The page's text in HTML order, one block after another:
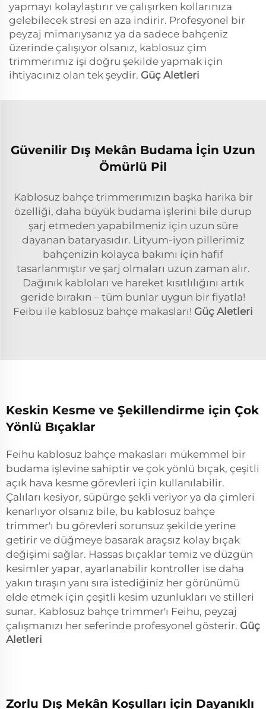
yapmayı kolaylaştırır ve çalışırken kollarınıza
gelebilecek stresi en aza indirir. Profesyonel bir
peyzaj mimarıysanız ya da sadece bahçeniz
üzerinde çalışıyor olsanız, kablosuz çim
trimmerımız işi doğru şekilde yapmak için
ihtiyacınız olan tek şeydir. Güç Aletleri
Güvenilir Dış Mekân Budama İçin Uzun
Ömürlü Pil
Kablosuz bahçe trimmerımızın başka harika bir
özelliği, daha büyük budama işlerini bile durup
şarj etmeden yapabilmeniz için uzun süre
dayanan bataryasıdır. Lityum-iyon pillerimiz
bahçenizin kolayca bakımı için hafif
tasarlanmıştır ve şarj olmaları uzun zaman alır.
Dağınık kabloları ve hareket kısıtlılığını artık
geride bırakın – tüm bunlar uygun bir fiyatla!
Feibu ile kablosuz bahçe makasları! Güç Aletleri
Keskin Kesme ve Şekillendirme için Çok
Yönlü Bıçaklar
Feihu kablosuz bahçe makasları mükemmel bir
budama işlevine sahiptir ve çok yönlü bıçak, çeşitli
açık hava kesme görevleri için kullanılabilir.
Çalıları kesiyor, süpürge şekli veriyor ya da çimleri
kenarlıyor olsanız bile, bu kablosuz bahçe
trimmer'ı bu görevleri sorunsuz şekilde yerine
getirir ve düğmeye basarak araçsız kolay bıçak
değişimi sağlar. Hassas bıçaklar temiz ve düzgün
kesimler yapar, ayarlanabilir kontroller ise daha
yakın tıraşın yanı sıra istediğiniz her görünümü
elde etmek için çeşitli kesim uzunlukları ve stilleri
sunar. Kablosuz bahçe trimmer'ı Feihu, peyzaj
çalışmanızı her seferinde profesyonel gösterir. Güç
Aletleri
Zorlu Dış Mekân Koşulları için Dayanıklı